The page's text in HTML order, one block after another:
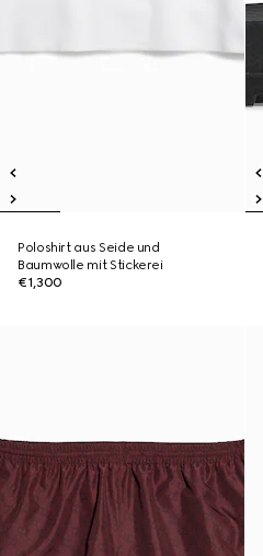
Poloshirt aus Seide und
Baumwolle mit Stickerei
€1,300